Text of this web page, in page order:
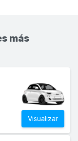
más
Visualizar